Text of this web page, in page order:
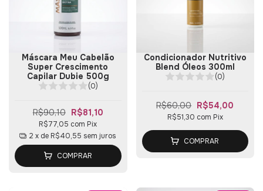
Máscara Meu Cabelão
Super Crescimento
Capilar Dubie 500g
(0)
R$90,10 R$81,10
R$77,05 com Pix
2 x de R$40,55 sem juros
COMPRAR
Condicionador Nutritivo
Blend Óleos 300ml
(0)
R$60,00 R$54,00
R$51,30 com Pix
COMPRAR